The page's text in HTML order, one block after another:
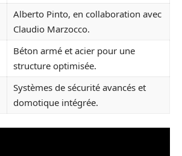
Alberto Pinto, en collaboration avec
Claudio Marzocco.
Béton armé et acier pour une
structure optimisée.
Systèmes de sécurité avancés et
domotique intégrée.